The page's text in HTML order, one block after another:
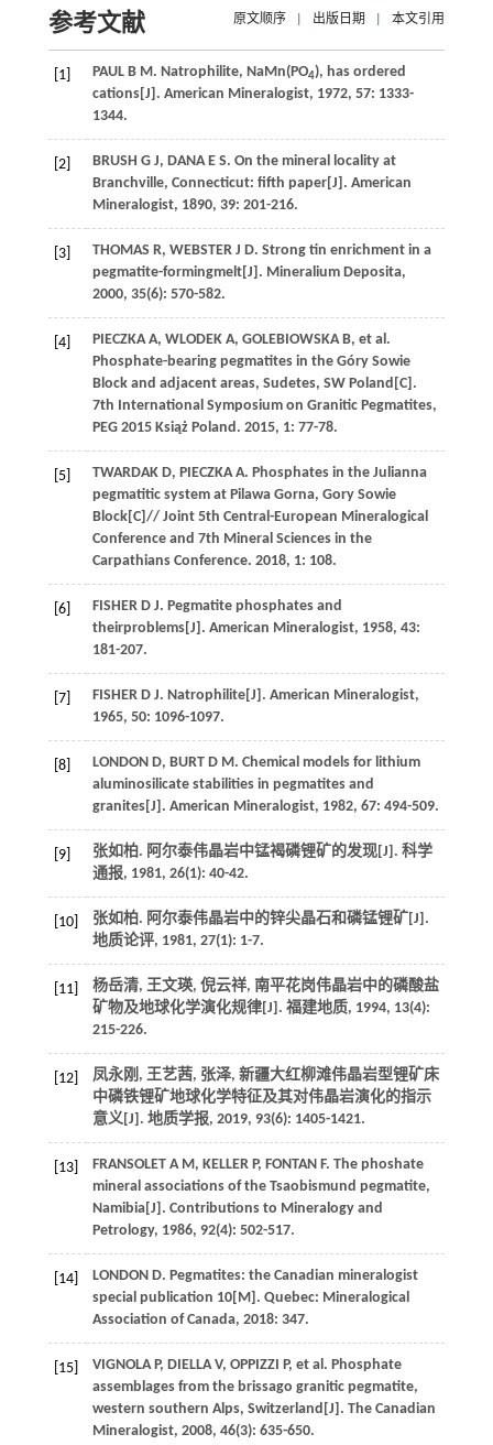
参考文献 原文顺序 出版日期 本文引用
[1] PAUL B M. Natrophilite, NaMn(PO4), has ordered
cations[J]. American Mineralogist, 1972, 57: 1333-
1344.
[2] BRUSH G J, DANA E S. On the mineral locality at
Branchville, Connecticut: fifth paper[J]. American
Mineralogist, 1890, 39: 201-216.
[3] THOMAS R, WEBSTER J D. Strong tin enrichment in a
pegmatite-formingmelt[J]. Mineralium Deposita,
2000, 35(6): 570-582.
[4] PIECZKA A, WLODEK A, GOLEBIOWSKA B, et al.
Phosphate-bearing pegmatites in the Góry Sowie
Block and adjacent areas, Sudetes, SW Poland[C].
7th International Symposium on Granitic Pegmatites,
PEG 2015 Książ Poland. 2015, 1: 77-78.
[5] TWARDAK D, PIECZKA A. Phosphates in the Julianna
pegmatitic system at Pilawa Gorna, Gory Sowie
Block[C]// Joint 5th Central-European Mineralogical
Conference and 7th Mineral Sciences in the
Carpathians Conference. 2018, 1: 108.
[6] FISHER D J. Pegmatite phosphates and
theirproblems[J]. American Mineralogist, 1958, 43:
181-207.
[7] FISHER D J. Natrophilite[J]. American Mineralogist,
1965, 50: 1096-1097.
[8] LONDON D, BURT D M. Chemical models for lithium
aluminosilicate stabilities in pegmatites and
granites[J]. American Mineralogist, 1982, 67: 494-509.
[9] 张如柏. 阿尔泰伟晶岩中锰褐磷锂矿的发现[J]. 科学
通报, 1981, 26(1): 40-42.
[10]
张如柏. 阿尔泰伟晶岩中的锌尖晶石和磷锰锂矿[J].
地质论评, 1981, 27(1): 1-7.
[11]
杨岳清, 王文瑛, 倪云祥, 南平花岗伟晶岩中的磷酸盐
矿物及地球化学演化规律[J]. 福建地质, 1994, 13(4):
215-226.
[12]
凤永刚, 王艺茜, 张泽, 新疆大红柳滩伟晶岩型锂矿床
中磷铁锂矿地球化学特征及其对伟晶岩演化的指示
意义[J]. 地质学报, 2019, 93(6): 1405-1421.
[13] FRANSOLET A M, KELLER P, FONTAN F. The phoshate
mineral associations of the Tsaobismund pegmatite,
Namibia[J]. Contributions to Mineralogy and
Petrology, 1986, 92(4): 502-517.
[14] LONDON D. Pegmatites: the Canadian mineralogist
special publication 10[M]. Quebec: Mineralogical
Association of Canada, 2018: 347.
[15] VIGNOLA P, DIELLA V, OPPIZZI P, et al. Phosphate
assemblages from the brissago granitic pegmatite,
western southern Alps, Switzerland[J]. The Canadian
Mineralogist, 2008, 46(3): 635-650.